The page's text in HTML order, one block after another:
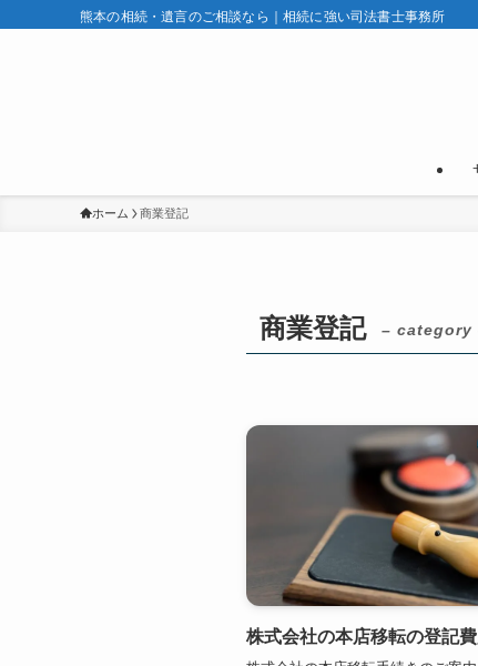
熊本の相続・遺言のご相談なら｜相続に強い司法書士事務所
ホーム 商業登記
商業登記 – category
株式会社の本店移転の登記費